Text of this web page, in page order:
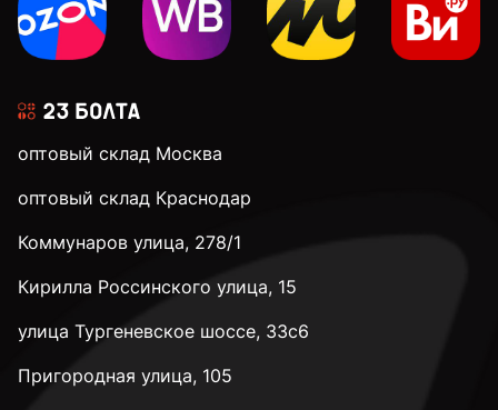
оптовый склад Москва
оптовый склад Краснодар
Коммунаров улица, 278/1
Кирилла Россинского улица, 15
улица Тургеневское шоссе, 33с6
Пригородная улица, 105